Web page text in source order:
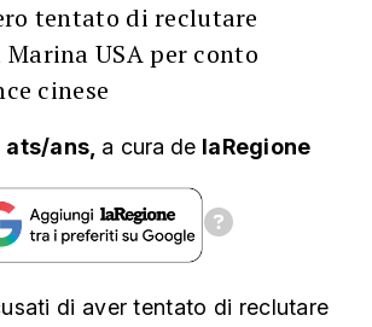
tentato di reclutare
USA per conto
cinese
ats/ans, a cura de laRegione
di aver tentato di reclutare